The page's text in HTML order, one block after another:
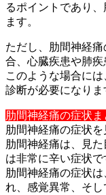
るポイ ントであり
ます。
ただし、肋間神経
合、心臓疾患や肺疾
このような場合に
診断が必要になりま
肋間神経痛の症状ま
肋間神経痛の症状
肋間神経痛は、見
は非常に辛い症状で
肋間神経痛の症状
れ、感覚異常、そ